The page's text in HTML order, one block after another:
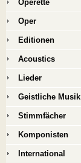
Operette
Oper
Editionen
Acoustics
Lieder
Geistliche Musik
Stimmfächer
Komponisten
International